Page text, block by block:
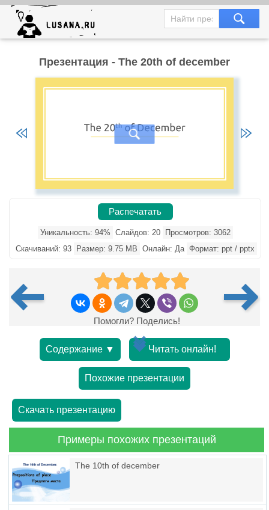
Презентация - The 20th of december
Распечатать
Уникальность: 94% Слайдов: 20
Просмотров: 3062
Скачиваний: 93
Размер: 9.75 MB Онлайн: Да Формат: ppt / pptx
Помогли? Поделись!
Содержание ▼ Читать онлайн!
Похожие презентации
Скачать презентацию
Примеры похожих презентаций
The 10th of december